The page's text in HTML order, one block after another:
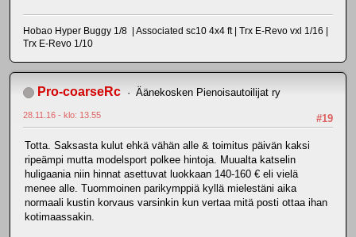
Hobao Hyper Buggy 1/8 | Associated sc10 4x4 ft | Trx E-Revo vxl 1/16 |
Trx E-Revo 1/10
Pro-coarseRc Äänekosken Pienoisautoilijat ry
#19
28.11.16 - klo: 13.55
Totta. Saksasta kulut ehkä vähän alle & toimitus päivän kaksi
ripeämpi mutta modelsport polkee hintoja. Muualta katselin
huligaania niin hinnat asettuvat luokkaan 140-160 € eli vielä
menee alle. Tuommoinen parikymppiä kyllä mielestäni aika
normaali kustin korvaus varsinkin kun vertaa mitä posti ottaa ihan
kotimaassakin.